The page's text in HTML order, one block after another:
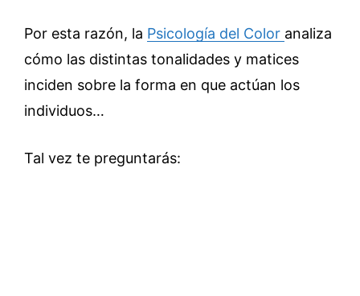
Por esta razón, la Psicología del Color analiza
cómo las distintas tonalidades y matices
inciden sobre la forma en que actúan los
individuos…
Tal vez te preguntarás: